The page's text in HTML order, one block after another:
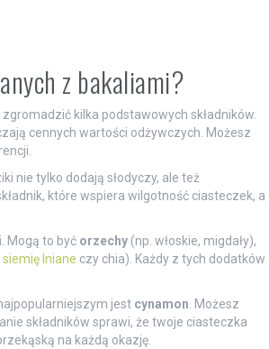
z bakaliami?
kilka podstawowych składników.
cennych wartości odżywczych. Możesz
nie tylko dodają słodyczy, ale też
które wspiera wilgotność ciasteczek, a
Mogą to być orzechy(np. włoskie, migdały),
siemię lniane czy chia). Każdy z tych dodatków
jest cynamon. Możesz
składników sprawi, że twoje ciasteczka
na każdą okazję.